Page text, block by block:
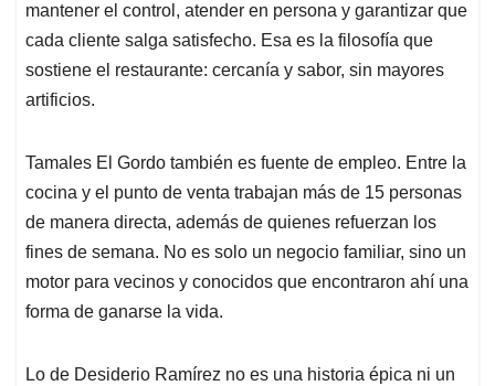
mantener el control, atender en persona y garantizar que
cada cliente salga satisfecho. Esa es la filosofía que
sostiene el restaurante: cercanía y sabor, sin mayores
artificios.
Tamales El Gordo también es fuente de empleo. Entre la
cocina y el punto de venta trabajan más de 15 personas
de manera directa, además de quienes refuerzan los
fines de semana. No es solo un negocio familiar, sino un
motor para vecinos y conocidos que encontraron ahí una
forma de ganarse la vida.
Lo de Desiderio Ramírez no es una historia épica ni un